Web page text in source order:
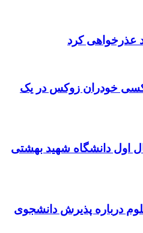
عذرخواهی کرد
خودران زوکس در یک
اول دانشگاه شهید بهشتی
درباره پذیرش دانشجوی